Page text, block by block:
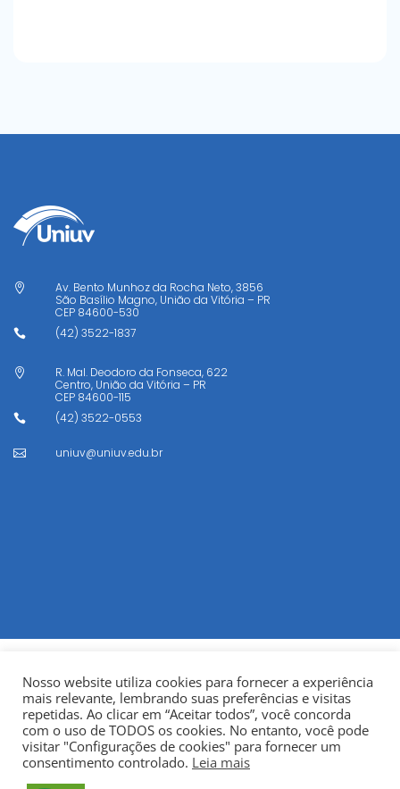

Av. Bento Munhoz da Rocha Neto, 3856
São Basílio Magno, União da Vitória – PR
CEP 84600-530
 (42) 3522-1837

R. Mal. Deodoro da Fonseca, 622
Centro, União da Vitória – PR
CEP 84600-115
 (42) 3522-0553
 uniuv@uniuv.edu.br
© Copyright 2022Fundação Municipal Centro Universitário
da Cidade de União da Vitória – UNIUV
Nosso website utiliza cookies para fornecer a experiência
mais relevante, lembrando suas preferências e visitas
repetidas. Ao clicar em “Aceitar todos”, você concorda
com o uso de TODOS os cookies. No entanto, você pode
visitar "Configurações de cookies" para fornecer um
consentimento controlado. Leia mais